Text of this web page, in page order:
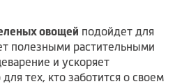
овощей подойдет для
полезными растительными
и ускоряет
тех, кто заботится о своем